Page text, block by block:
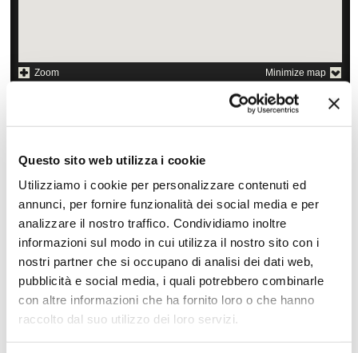
Questo sito web utilizza i cookie
Utilizziamo i cookie per personalizzare contenuti ed
annunci, per fornire funzionalità dei social media e per
analizzare il nostro traffico. Condividiamo inoltre
informazioni sul modo in cui utilizza il nostro sito con i
nostri partner che si occupano di analisi dei dati web,
pubblicità e social media, i quali potrebbero combinarle
con altre informazioni che ha fornito loro o che hanno
raccolto dal suo utilizzo dei loro servizi.
Zoom Minimize map
Offerte
richiesta
Scopri i prezzi »
Da non perdere in India mare Andamane Kovalam
Goa
Soggiorni balneari
Benessere
Ayurveda
Diving alle isole Andamane